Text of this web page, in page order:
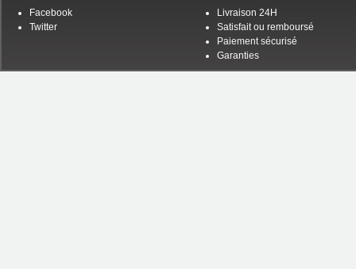
Facebook
Twitter
Livraison 24H
Satisfait ou remboursé
Paiement sécurisé
Garanties